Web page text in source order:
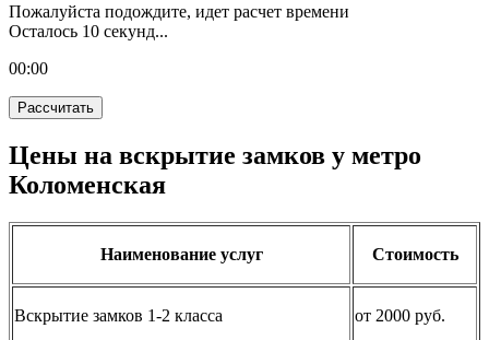
Пожалуйста подождите, идет расчет времени
Осталось 10 секунд...
00:00
Рассчитать
Цены на вскрытие замков у метро
Коломенская
Наименование услуг Стоимость
Вскрытие замков 1-2 класса от 2000 руб.